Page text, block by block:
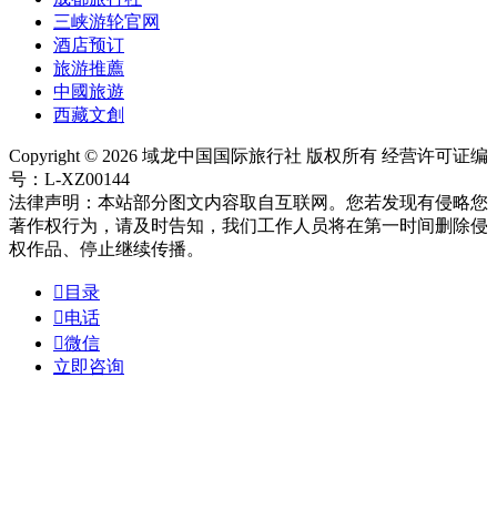
三峡游轮官网
酒店预订
旅游推薦
中國旅遊
西藏文創
Copyright © 2026 域龙中国国际旅行社 版权所有 经营许可证编
号：L-XZ00144
法律声明：本站部分图文内容取自互联网。您若发现有侵略您
著作权行为，请及时告知，我们工作人员将在第一时间删除侵
权作品、停止继续传播。
 目录
电话
微信
立即咨询